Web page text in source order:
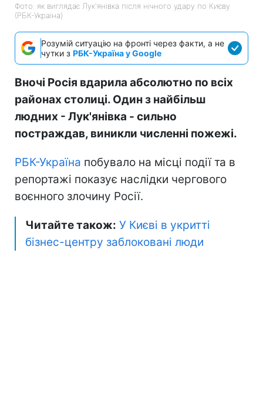
Фото: як виглядає Лук'янівка після нічного удару по Києву
(РБК-Україна)
Розумій ситуацію на фронті через факти, а не
чутки з РБК-Україна у Google
Вночі Росія вдарила абсолютно по всіх
районах столиці. Один з найбільш
людних - Лук'янівка - сильно
постраждав, виникли численні пожежі.
РБК-Україна побувало на місці події та в
репортажі показує наслідки чергового
воєнного злочину Росії.
Читайте також: У Києві в укритті
бізнес-центру заблоковані люди